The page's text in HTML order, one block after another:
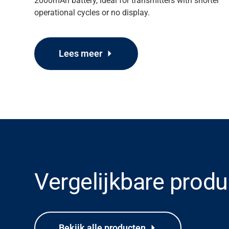
Carrière
Mediabank
operational cycles or no display.
Lees meer
Vergelijkbare